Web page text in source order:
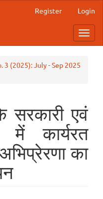
Register Login
3 (2025): July - Sep 2025
सरकारी एवं
में कार्यरत
का